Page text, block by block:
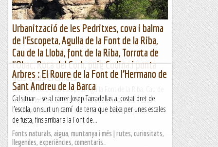
Urbanització de les Pedritxes, cova i balma
de l'Escopeta, Agulla de la Font de la Riba,
Cau de la Lloba, font de la Riba, Torrota de
l'Obac, Roca del Corb, puig Codina i punta
dels Caus Cremats
Urb. Pedritxes, cova Escopeta, Agulla Font de la Riba, Cau de
la Lloba, font de la Riba, Torrota Obac, Roca Corb i Caus
CrematsWikiloc | Ruta Urb. Pedritxes, cova Escopeta,...
Muntanya
Arbres : El Roure de la Font de l’Hermano de
Sant Andreu de la Barca
Cal situar – se al carrer Josep Tarradellas al costat dret de
l’escola, on surt un camí de terra que baixa per unes escales
de fusta, fins arribar a la Font de...
Fonts naturals, aigua, muntanya i més | rutes, curiositats,
llegendes, experiències, comentaris…